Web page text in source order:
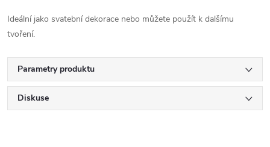
Ideální jako svatební dekorace nebo můžete použít k dalšímu
tvoření.
Parametry produktu
Diskuse